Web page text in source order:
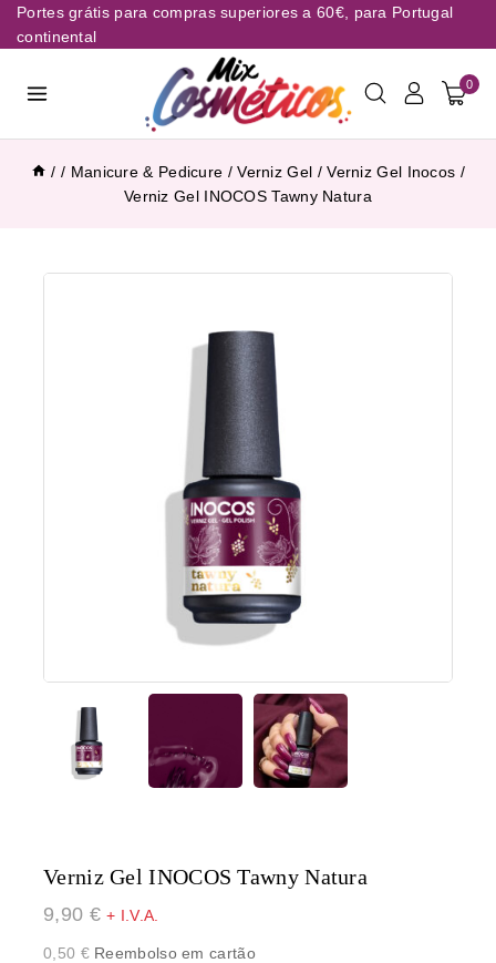
Portes grátis para compras superiores a 60€, para Portugal
continental
0
/ / Manicure & Pedicure / Verniz Gel / Verniz Gel Inocos /
Verniz Gel INOCOS Tawny Natura
Verniz Gel INOCOS Tawny Natura
9,90 € + I.V.A.
0,50 €Reembolso em cartão